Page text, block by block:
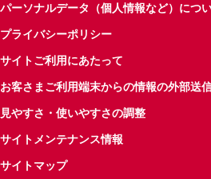
パーソナルデータ（個人情報など）につ
プライバシーポリシー
サイトご利用にあたって
お客さまご利用端末からの情報の外部送
見やすさ・使いやすさの調整
サイトメンテナンス情報
サイトマップ